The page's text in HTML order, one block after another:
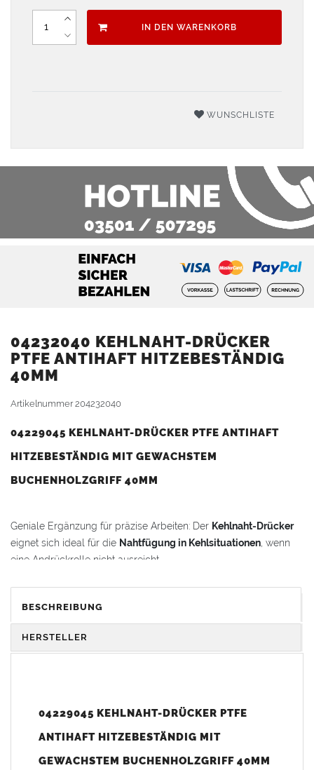
IN DEN WARENKORB
WUNSCHLISTE
04232040 KEHLNAHT-DRÜCKER
PTFE ANTIHAFT HITZEBESTÄNDIG
40MM
Artikelnummer204232040
04229045 KEHLNAHT-DRÜCKER PTFE ANTIHAFT
HITZEBESTÄNDIG MIT GEWACHSTEM
BUCHENHOLZGRIFF 40MM
Geniale Ergänzung für präzise Arbeiten: Der Kehlnaht-Drücker
eignet sich ideal für die Nahtfügung in Kehlsituationen, wenn
eine Andrückrolle nicht ausreicht.
derKehlnahtdrücker
Einsatz von Flüssigkunststoffen ermöglicht er das exakte
Platzieren des Vlieses in Kehlen und Ecken.
dauerhaft einsatzbereit.
BESCHREIBUNG
HERSTELLER
04229045 KEHLNAHT-DRÜCKER PTFE
ANTIHAFT HITZEBESTÄNDIG MIT
GEWACHSTEM BUCHENHOLZGRIFF 40MM